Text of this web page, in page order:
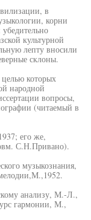
в
корни
культурной
лепту вносили
склоны.
целью которых
народной
вопросы,
(читаемый в
его же,
С.Н.Привано).
музыкознания,
анализу, М.-Л.,
гармонии, М.,